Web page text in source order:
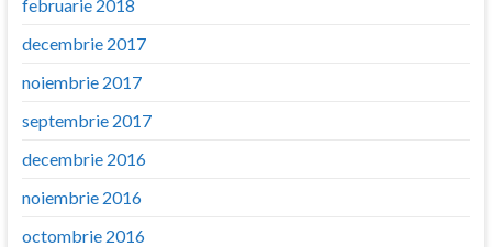
februarie 2018
decembrie 2017
noiembrie 2017
septembrie 2017
decembrie 2016
noiembrie 2016
octombrie 2016